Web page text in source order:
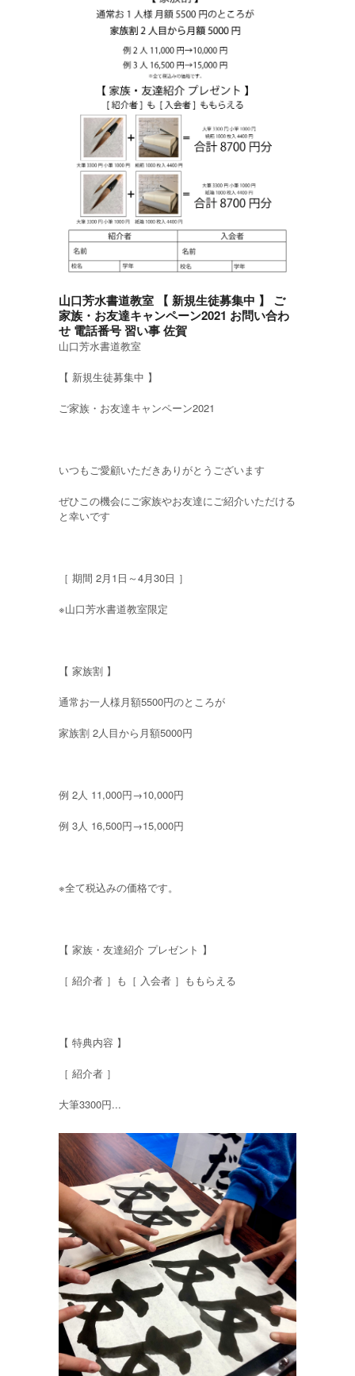
山口芳水書道教室 【 新規生徒募集中 】 ご
家族・お友達キャンペーン2021 お問い合わ
せ 電話番号 習い事 佐賀
山口芳水書道教室
【 新規生徒募集中 】
ご家族・お友達キャンペーン2021
いつもご愛顧いただきありがとうございます
ぜひこの機会にご家族やお友達にご紹介いただける
と幸いです
［ 期間 2月1日～4月30日 ］
※山口芳水書道教室限定
【 家族割 】
通常お一人様月額5500円のところが
家族割 2人目から月額5000円
例 2人 11,000円→10,000円
例 3人 16,500円→15,000円
※全て税込みの価格です。
【 家族・友達紹介 プレゼント 】
［ 紹介者 ］も［ 入会者 ］ももらえる
【 特典内容 】
［ 紹介者 ］
大筆3300円...